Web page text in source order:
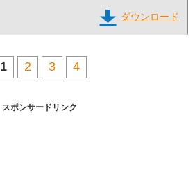
ダウンロード
1 2 3 4
スポンサードリンク